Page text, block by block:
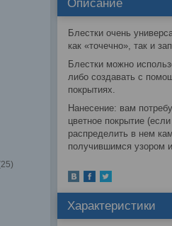
Описание
Блестки очень
как «точечно», так и
Блестки можно
либо создавать с
покрытиях.
Нанесение: вам
цветное покрытие
распределить в нем
получившимся узором
Характеристики
25